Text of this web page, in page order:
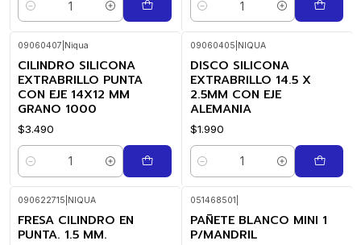
Cantidad Cantidad
09060407 Niqua
CILINDRO SILICONA
EXTRABRILLO PUNTA
CON EJE 14X12 MM
GRANO 1000
$3.490
Cantidad
09060405 NIQUA
DISCO SILICONA
EXTRABRILLO 14.5 X
2.5MM CON EJE
ALEMANIA
$1.990
Cantidad
090622715 NIQUA
FRESA CILINDRO EN
PUNTA. 1.5 MM.
051468501
PAÑETE BLANCO MINI 1
P/MANDRIL